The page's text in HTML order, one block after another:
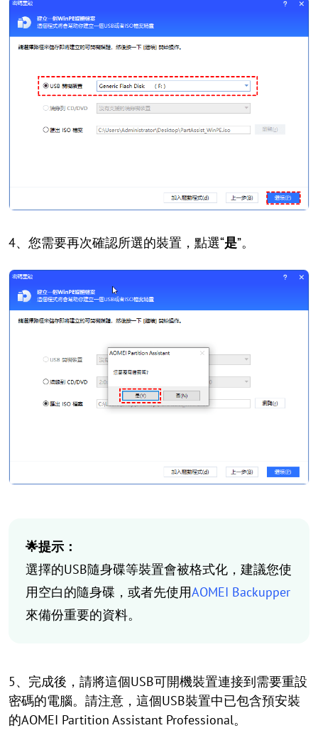
4、您需要再次確認所選的裝置，點選“是”。
🌟提示：
選擇的USB隨身碟等裝置會被格式化，建議您使
用空白的隨身碟，或者先使用AOMEI Backupper
來備份重要的資料。
5、完成後，請將這個USB可開機裝置連接到需要重設
密碼的電腦。請注意，這個USB裝置中已包含預安裝
的AOMEI Partition Assistant Professional。